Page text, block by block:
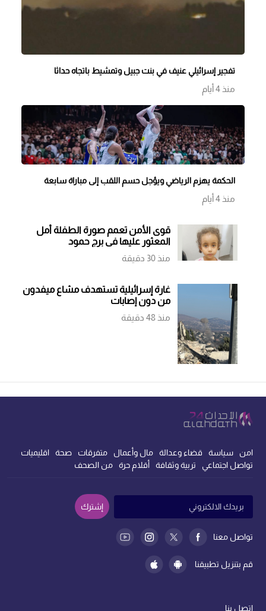
تفجير إسرائيلي عنيف في بنت جبيل وتمشيط باتجاه حداثا
منذ 4 أيام
الحكمة يهزم الرياضي ويؤجل حسم اللقب إلى مباراة سابعة
منذ 4 أيام
قوى الأمن تعمم صورة الطفلة أمل
المعثور عليها في برج حمود
منذ 30 دقيقة
غارة إسرائيلية تستهدف مشاع ميفدون
من دون إصابات
منذ 48 دقيقة
امن سياسة قضاء وعدالة مال وأعمال متفرقات صحة
اقليميات
تواصل اجتماعي
تربية وثقافة أقلام حرة من الصحف
قم بتنزيل تطبيقنا
تواصل معنا
إشترك
اتصل بنا